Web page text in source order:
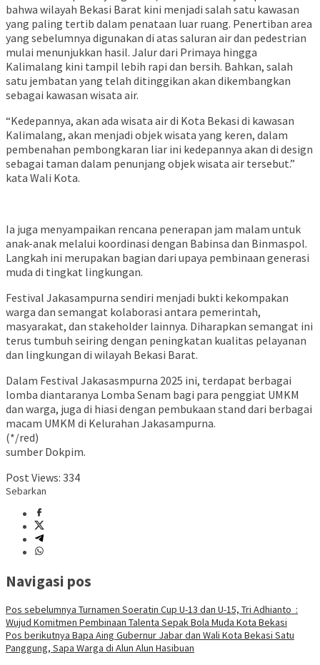
bahwa wilayah Bekasi Barat kini menjadi salah satu kawasan
yang paling tertib dalam penataan luar ruang. Penertiban area
yang sebelumnya digunakan di atas saluran air dan pedestrian
mulai menunjukkan hasil. Jalur dari Primaya hingga
Kalimalang kini tampil lebih rapi dan bersih. Bahkan, salah
satu jembatan yang telah ditinggikan akan dikembangkan
sebagai kawasan wisata air.
“Kedepannya, akan ada wisata air di Kota Bekasi di kawasan
Kalimalang, akan menjadi objek wisata yang keren, dalam
pembenahan pembongkaran liar ini kedepannya akan di design
sebagai taman dalam penunjang objek wisata air tersebut.”
kata Wali Kota.
Ia juga menyampaikan rencana penerapan jam malam untuk
anak-anak melalui koordinasi dengan Babinsa dan Binmaspol.
Langkah ini merupakan bagian dari upaya pembinaan generasi
muda di tingkat lingkungan.
Festival Jakasampurna sendiri menjadi bukti kekompakan
warga dan semangat kolaborasi antara pemerintah,
masyarakat, dan stakeholder lainnya. Diharapkan semangat ini
terus tumbuh seiring dengan peningkatan kualitas pelayanan
dan lingkungan di wilayah Bekasi Barat.
Dalam Festival Jakasasmpurna 2025 ini, terdapat berbagai
lomba diantaranya Lomba Senam bagi para penggiat UMKM
dan warga, juga di hiasi dengan pembukaan stand dari berbagai
macam UMKM di Kelurahan Jakasampurna.
(*/red)
sumber Dokpim.
Post Views: 334
Sebarkan
Navigasi pos
Pos sebelumnya Turnamen Soeratin Cup U-13 dan U-15, Tri Adhianto :
Wujud Komitmen Pembinaan Talenta Sepak Bola Muda Kota Bekasi
Pos berikutnya Bapa Aing Gubernur Jabar dan Wali Kota Bekasi Satu
Panggung, Sapa Warga di Alun Alun Hasibuan